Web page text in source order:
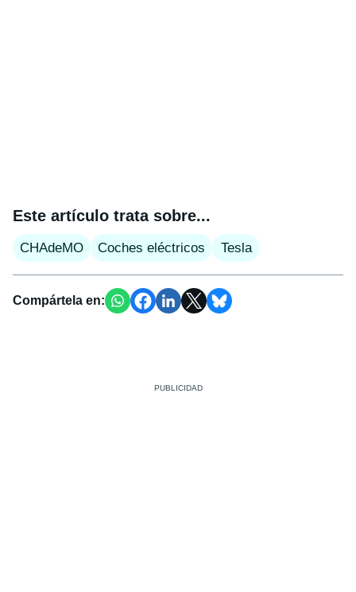
Este artículo trata sobre...
CHAdeMO Coches eléctricos Tesla
Compártela en: